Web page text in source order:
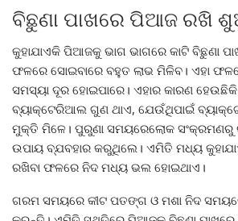
ବିଛୁଣା ପାଖରେ ପିଆଜ ରଖି
କୁହାଯାଏକି ପିଆଜକୁ ଭାଗ ଭାଗରେ କାଟି ବିଛୁଣା
ଫଳରେ ସୋଇବାରେ ବହୁତ ଲାଭ ମିଳିବ। ଏହା
ସମସ୍ୟା ଦୂର ହୋଇପାରେ। ଏହାର କାରଣ
ବ୍ୟାକ୍ଟେରିଆଲ ଗୁଣ ଥାଏ, ଯେଉଁଥିପାଇଁ
ମୁକ୍ତି ମିଳେ। ପୁରୁଣା ସମୟରେଲୋକ ସଂକ୍ରମଣରୁ
ଉପାୟ ବ୍ଯବହାର କରୁଥିଲେ। ଏମିତି ମଧ୍ୟ
ରଖିବା ଫଳରେ ନିଦ ମଧ୍ୟ ଭଲ ହୋଇଥାଏ।
ଗରମ ସମୟରେ କୀଟ ପତଙ୍ଗ ଓ ମଶା ନିଦ